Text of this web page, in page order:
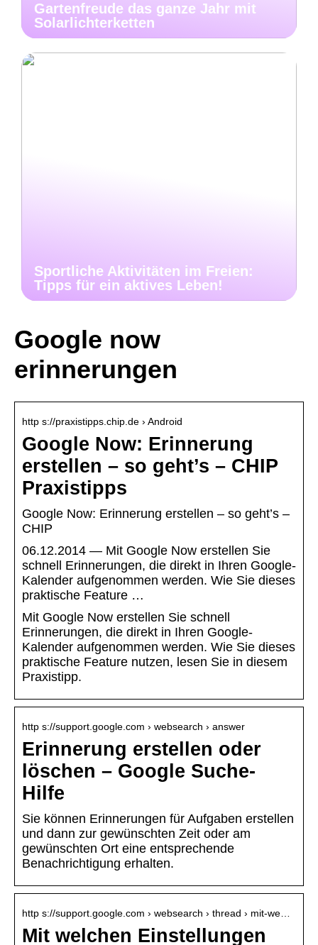
Gartenfreude das ganze Jahr mit
Solarlichterketten
Sportliche Aktivitäten im Freien:
Tipps für ein aktives Leben!
Google now
erinnerungen
http s://praxistipps.chip.de › Android
Google Now: Erinnerung
erstellen – so geht’s – CHIP
Praxistipps
Google Now: Erinnerung erstellen – so geht’s –
CHIP
06.12.2014 — Mit Google Now erstellen Sie
schnell Erinnerungen, die direkt in Ihren Google-
Kalender aufgenommen werden. Wie Sie dieses
praktische Feature …
Mit Google Now erstellen Sie schnell
Erinnerungen, die direkt in Ihren Google-
Kalender aufgenommen werden. Wie Sie dieses
praktische Feature nutzen, lesen Sie in diesem
Praxistipp.
http s://support.google.com › websearch › answer
Erinnerung erstellen oder
löschen – Google Suche-
Hilfe
Sie können Erinnerungen für Aufgaben erstellen
und dann zur gewünschten Zeit oder am
gewünschten Ort eine entsprechende
Benachrichtigung erhalten.
http s://support.google.com › websearch › thread › mit-we…
Mit welchen Einstellungen